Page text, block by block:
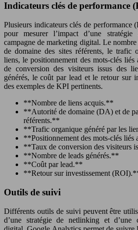
Indicateurs clés de performance
Plusieurs indicateurs clés de performance
pour mesurer l’impact d’une
campagne de marketing digital. Le
de domaine des sites référents, le trafic
liens, le positionnement des mots-clés
de conversion des visiteurs issus des
générés, le coût par lead et le retour sur
des exemples de KPI pertinents.
**Nombre de liens acquis.**
**Autorité de domaine (DA) et de
référents.**
**Trafic organique généré par les
**Positionnement des mots-clés liés
**Taux de conversion des visiteurs
**Nombre de leads générés.**
**Coût par lead.**
**Retour sur investissement
Outils de suivi
Différents outils de suivi peuvent être
d’une stratégie de netlinking et d’une